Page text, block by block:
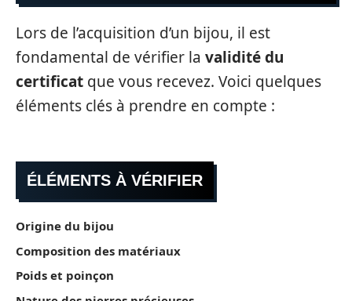
Lors de l’acquisition d’un bijou, il est
fondamental de vérifier la validité du
certificat que vous recevez. Voici quelques
éléments clés à prendre en compte :
ÉLÉMENTS À VÉRIFIER
Origine du bijou
Composition des matériaux
Poids et poinçon